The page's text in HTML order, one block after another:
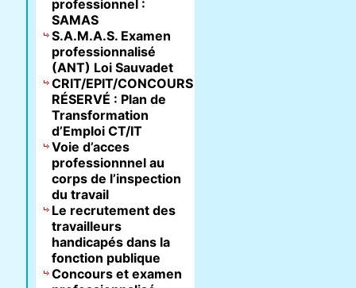
professionnel :
SAMAS
S.A.M.A.S. Examen
professionnalisé
(ANT) Loi Sauvadet
CRIT/EPIT/CONCOURS
RÉSERVÉ : Plan de
Transformation
d’Emploi CT/IT
Voie d’acces
professionnnel au
corps de l’inspection
du travail
Le recrutement des
travailleurs
handicapés dans la
fonction publique
Concours et examen